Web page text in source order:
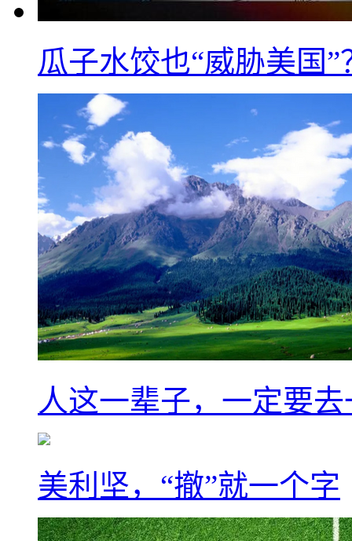
瓜子水饺也“威胁美国”
人这一辈子，一定要
美利坚，“撤”就一个字